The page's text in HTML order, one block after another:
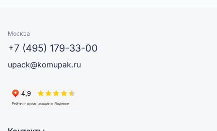
Москва
+7 (495) 179-33-00
upack@komupak.ru